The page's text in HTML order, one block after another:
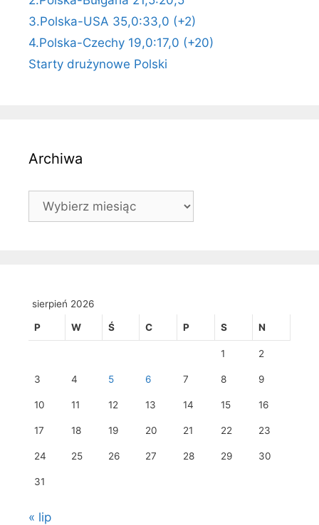
3.Polska-USA 35,0:33,0 (+2)
4.Polska-Czechy 19,0:17,0 (+20)
Starty drużynowe Polski
Archiwa
Archiwa
sierpień 2026
P W Ś C P S N
1 2
3 4 5 6 7 8 9
10 11 12 13 14 15 16
17 18 19 20 21 22 23
24 25 26 27 28 29 30
31
« lip